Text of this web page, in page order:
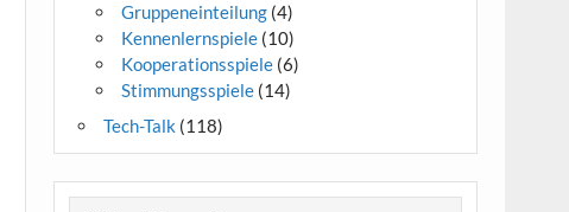
Gruppeneinteilung (4)
Kennenlernspiele (10)
Kooperationsspiele (6)
Stimmungsspiele (14)
Tech-Talk (118)